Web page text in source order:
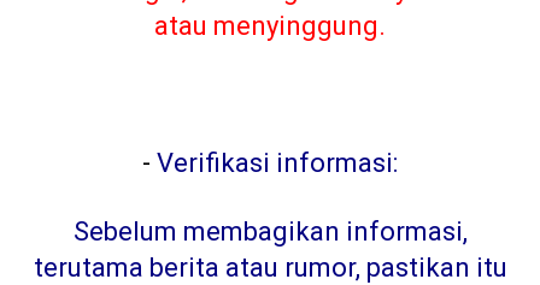
atau menyinggung.
- Verifikasi informasi:
Sebelum membagikan informasi,
terutama berita atau rumor, pastikan itu